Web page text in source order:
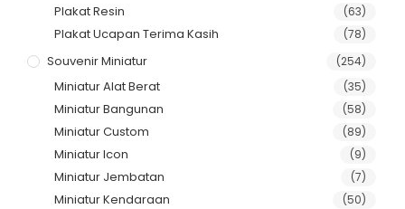
Plakat Resin (63)
Plakat Ucapan Terima Kasih (78)
Souvenir Miniatur (254)
Miniatur Alat Berat (35)
Miniatur Bangunan (58)
Miniatur Custom (89)
Miniatur Icon (9)
Miniatur Jembatan (7)
Miniatur Kendaraan (50)